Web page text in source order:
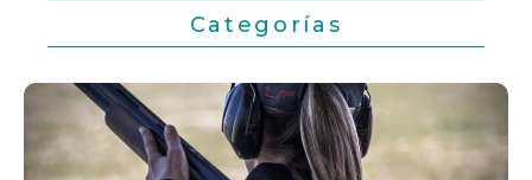
Categorías